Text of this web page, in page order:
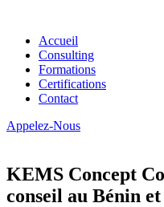
Accueil
Consulting
Formations
Certifications
Contact
Appelez-Nous
KEMS Concept
conseil au Bénin